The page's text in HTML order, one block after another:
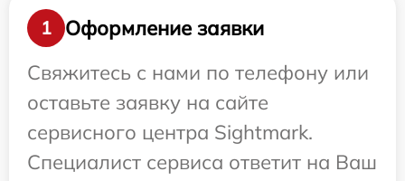
1
Оформление заявки
Свяжитесь с нами по телефону или
оставьте заявку на сайте
сервисного центра Sightmark.
Специалист сервиса ответит на Ваш